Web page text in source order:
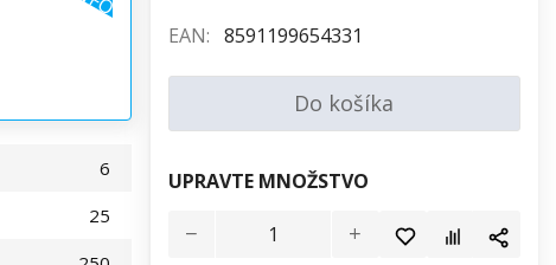
6
25
EAN: 8591199654331
Do košíka
UPRAVTE MNOŽSTVO